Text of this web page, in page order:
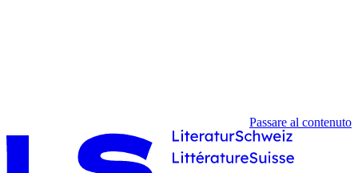
Passare al contenuto